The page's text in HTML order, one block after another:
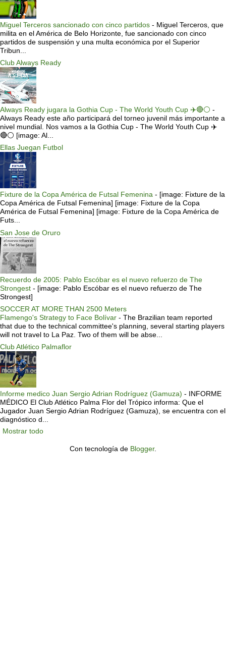
Miguel Terceros sancionado con cinco partidos - Miguel Terceros, que
milita en el América de Belo Horizonte, fue sancionado con cinco
partidos de suspensión y una multa económica por el Superior
Tribun...
Club Always Ready
Always Ready jugara la Gothia Cup - The World Youth Cup ✈️🔴⚪️ -
Always Ready este año participará del torneo juvenil más importante a
nivel mundial. Nos vamos a la Gothia Cup - The World Youth Cup ✈️
🔴⚪️ [image: Al...
Ellas Juegan Futbol
Fixture de la Copa América de Futsal Femenina - [image: Fixture de la
Copa América de Futsal Femenina] [image: Fixture de la Copa
América de Futsal Femenina] [image: Fixture de la Copa América de
Futs...
San Jose de Oruro
Recuerdo de 2005: Pablo Escóbar es el nuevo refuerzo de The
Strongest - [image: Pablo Escóbar es el nuevo refuerzo de The
Strongest]
SOCCER AT MORE THAN 2500 Meters
Flamengo's Strategy to Face Bolívar - The Brazilian team reported
that due to the technical committee's planning, several starting players
will not travel to La Paz. Two of them will be abse...
Club Atlético Palmaflor
Informe medico Juan Sergio Adrian Rodríguez (Gamuza) - INFORME
MÉDICO El Club Atlético Palma Flor del Trópico informa: Que el
Jugador Juan Sergio Adrian Rodríguez (Gamuza), se encuentra con el
diagnóstico d...
Mostrar todo
Con tecnología de Blogger.